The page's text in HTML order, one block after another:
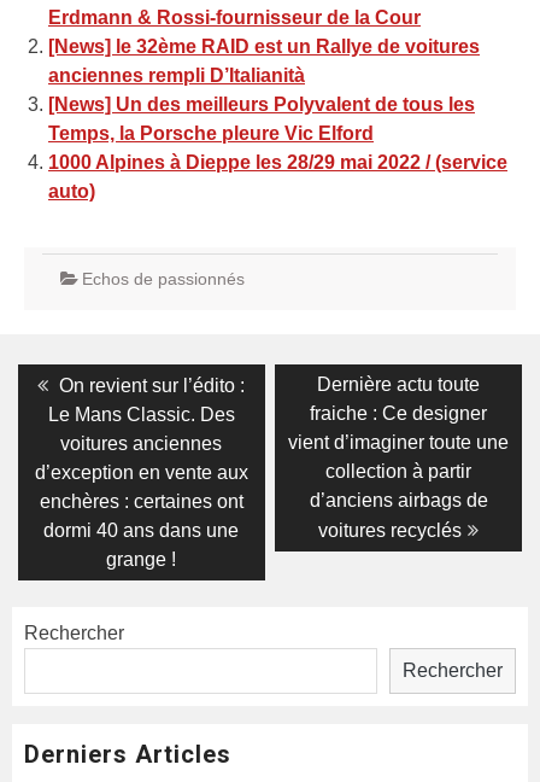
Erdmann & Rossi-fournisseur de la Cour
[News] le 32ème RAID est un Rallye de voitures
anciennes rempli D’Italianità
[News] Un des meilleurs Polyvalent de tous les
Temps, la Porsche pleure Vic Elford
1000 Alpines à Dieppe les 28/29 mai 2022 / (service
auto)
Echos de passionnés
Navigation
l’article
Previous
post:
On revient sur l’édito :
Le Mans Classic. Des
voitures anciennes
d’exception en vente aux
enchères : certaines ont
dormi 40 ans dans une
grange !
Next
post:
Dernière actu toute
fraiche : Ce designer
vient d’imaginer toute une
collection à partir
d’anciens airbags de
voitures recyclés
Rechercher
Rechercher
Derniers Articles